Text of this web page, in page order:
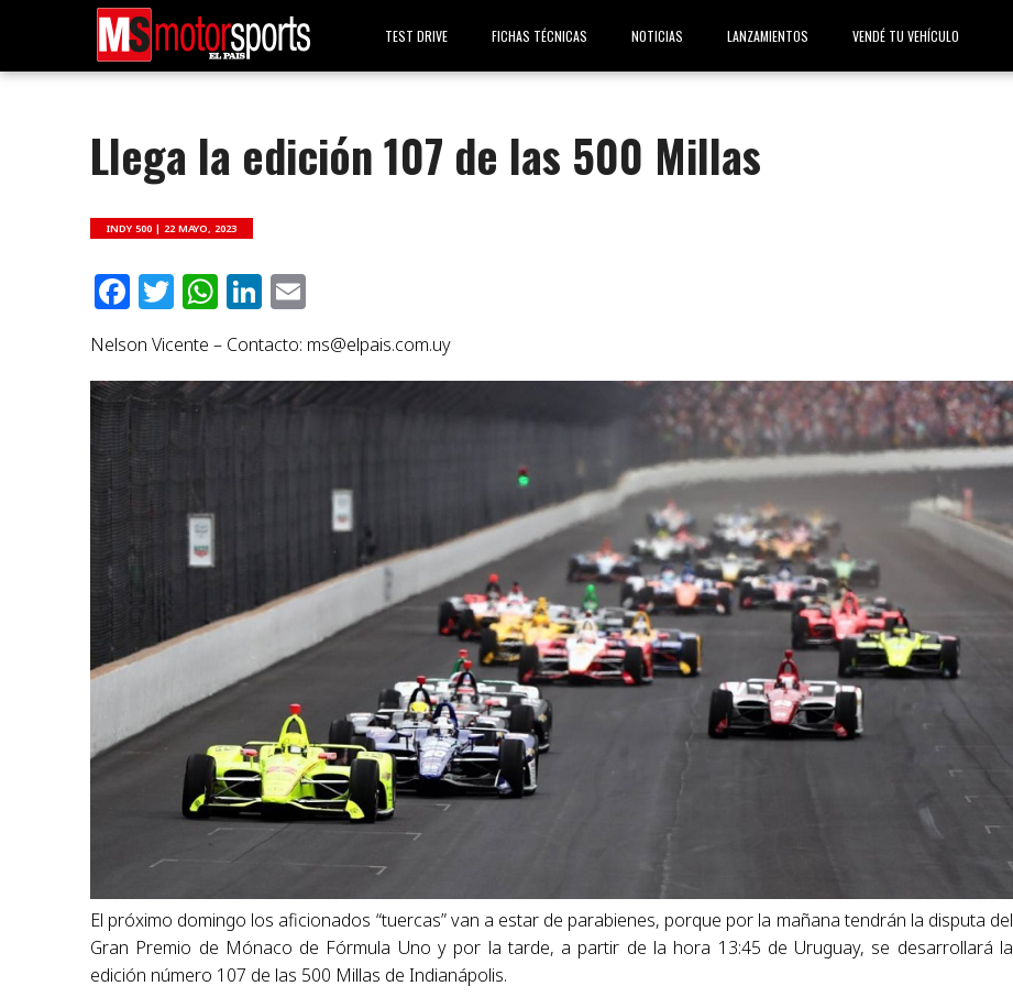
TEST DRIVE FICHAS TÉCNICAS NOTICIAS LANZAMIENTOS VENDÉ TU VEHÍCULO
Llega la edición 107 de las 500 Millas
INDY 500 |22 MAYO, 2023
Facebook
Twitter
WhatsApp
LinkedIn
Nelson Vicente – Contacto: ms@elpais.com.uy
El próximo domingo los aficionados “tuercas” van a estar de parabienes, porque por la mañana tendrán la disputa del
Gran Premio de Mónaco de Fórmula Uno y por la tarde, a partir de la hora 13:45 de Uruguay, se desarrollará la
edición número 107 de las 500 Millas de Indianápolis.